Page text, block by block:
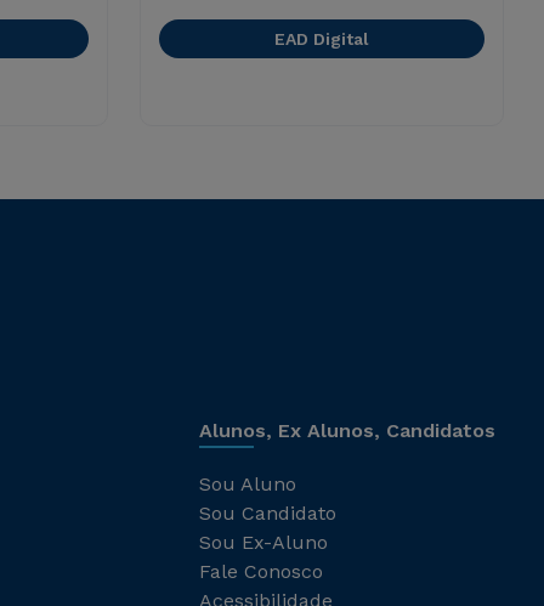
EAD Digital
Alunos, Ex Alunos, Candidatos
Sou Aluno
Sou Candidato
Sou Ex-Aluno
Fale Conosco
Acessibilidade